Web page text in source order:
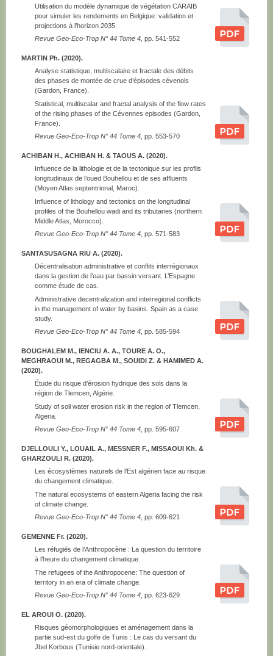
Utilisation du modèle dynamique de végétation CARAIB
pour simuler les rendements en Belgique: validation et
projections à l’horizon 2035.
Revue Geo-Eco-Trop N° 44 Tome 4 , pp. 541-552
MARTIN Ph. (2020).
Analyse statistique, multiscalaire et fractale des débits
des phases de montée de crue d’épisodes cévenols
(Gardon, France).
Statistical, multiscalar and fractal analysis of the flow rates
of the rising phases of the Cévennes episodes (Gardon,
France).
Revue Geo-Eco-Trop N° 44 Tome 4 , pp. 553-570
ACHIBAN H., ACHIBAN H. & TAOUS A. (2020).
Influence de la lithologie et de la tectonique sur les profils
longitudinaux de l’oued Bouhellou et de ses affluents
(Moyen Atlas septentrional, Maroc).
Influence of lithology and tectonics on the longitudinal
profiles of the Bouhellou wadi and its tributaries (northern
Middle Atlas, Morocco).
Revue Geo-Eco-Trop N° 44 Tome 4 , pp. 571-583
SANTASUSAGNA RIU A. (2020).
Décentralisation administrative et conflits interrégionaux
dans la gestion de l’eau par bassin versant. L’Espagne
comme étude de cas.
Administrative decentralization and interregional conflicts
in the management of water by basins. Spain as a case
study.
Revue Geo-Eco-Trop N° 44 Tome 4 , pp. 585-594
BOUGHALEM M., IENCIU A. A., TOURE A. O.,
MEGHRAOUI M., REGAGBA M., SOUIDI Z. & HAMIMED A.
(2020).
Étude du risque d’érosion hydrique des sols dans la
région de Tlemcen, Algérie.
Study of soil water erosion risk in the region of Tlemcen,
Algeria.
Revue Geo-Eco-Trop N° 44 Tome 4 , pp. 595-607
DJELLOULI Y., LOUAIL A., MESSNER F., MISSAOUI Kh. &
GHARZOULI R. (2020).
Les écosystèmes naturels de l’Est algérien face au risque
du changement climatique.
The natural ecosystems of eastern Algeria facing the risk
of climate change.
Revue Geo-Eco-Trop N° 44 Tome 4 , pp. 609-621
GEMENNE Fr. (2020).
Les réfugiés de l’Anthropocène : La question du territoire
à l’heure du changement climatique.
The refugees of the Anthropocene: The question of
territory in an era of climate change.
Revue Geo-Eco-Trop N° 44 Tome 4 , pp. 623-629
EL AROUI O. (2020).
Risques géomorphologiques et aménagement dans la
partie sud-est du golfe de Tunis : Le cas du versant du
Jbel Korbous (Tunisie nord-orientale).